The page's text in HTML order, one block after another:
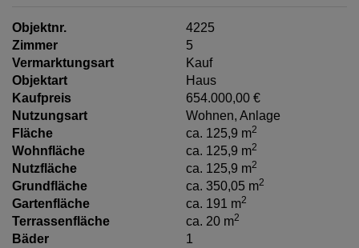
Objektnr.
4225
Zimmer
5
Vermarktungsart
Kauf
Objektart
Haus
Kaufpreis
654.000,00 €
Nutzungsart
Wohnen Anlage
Fläche
ca. 125,9 m2
Wohnfläche ca. 125,9 m2
Nutzfläche ca. 125,9 m2
Grundfläche ca. 350,05 m2
Gartenfläche ca. 191 m2
Terrassenfläche ca. 20 m2
Bäder
1